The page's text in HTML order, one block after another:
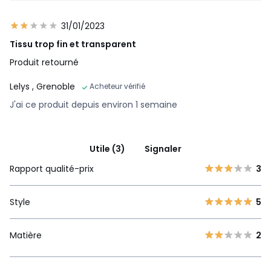
31/01/2023
Tissu trop fin et transparent
Produit retourné
Lelys , Grenoble Acheteur vérifié
J'ai ce produit depuis environ 1 semaine
Utile (3)
Signaler
Rapport qualité-prix
3
Style 5
Matière 2